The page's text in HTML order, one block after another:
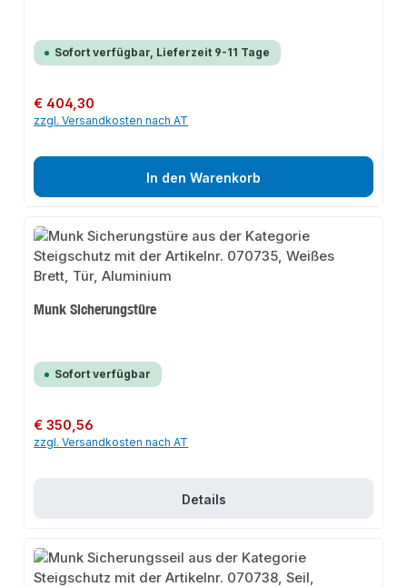
Sofort verfügbar, Lieferzeit 9-11 Tage
Regulärer Preis:
€ 404,30
zzgl. Versandkosten nach AT
In den Warenkorb
Munk Sicherungstüre
Sofort verfügbar
Regulärer Preis:
€ 350,56
zzgl. Versandkosten nach AT
Details